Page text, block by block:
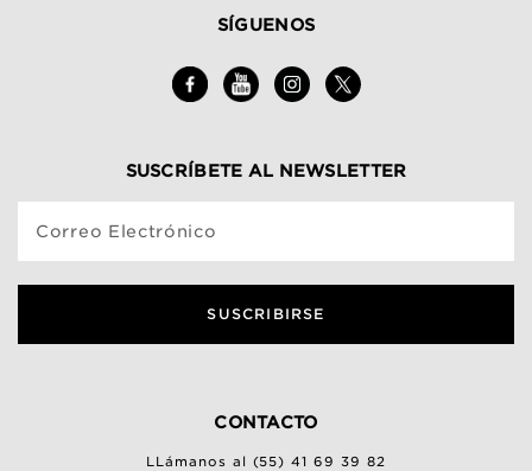
SÍGUENOS
SUSCRÍBETE AL NEWSLETTER
Correo Electrónico
SUSCRIBIRSE
CONTACTO
LLámanos al (55) 41 69 39 82